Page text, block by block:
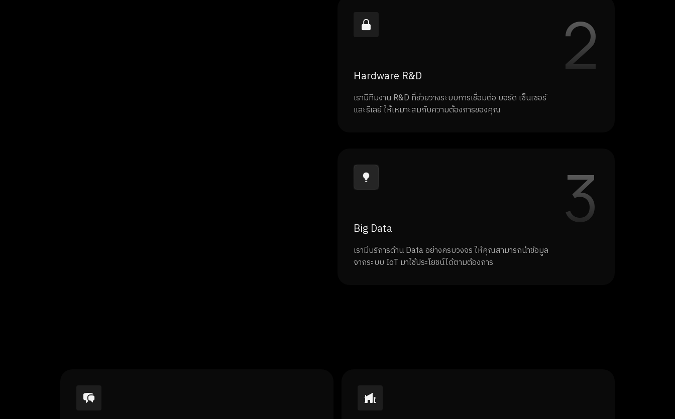
2
Hardware R&D
เรามีทีมงาน R&D ที่ช่วยวางระบบการเชื่อมต่อ บอร์ด เซ็นเซอร์
และรีเลย์ ให้เหมาะสมกับความต้องการของคุณ
3
Big Data
เรามีบริการด้าน Data อย่างครบวงจร ให้คุณสามารถนำข้อมูล
จากระบบ IoT มาใช้ประโยชน์ได้ตามต้องการ